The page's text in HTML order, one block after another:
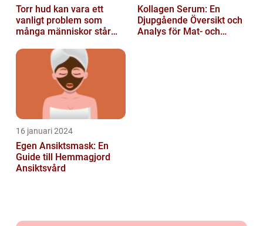
Torr hud kan vara ett
vanligt problem som
många människor står
Kollagen Serum: En
Djupgående Översikt och
Analys för Mat- och
16 januari 2024
Egen Ansiktsmask: En
Guide till Hemmagjord
Ansiktsvård